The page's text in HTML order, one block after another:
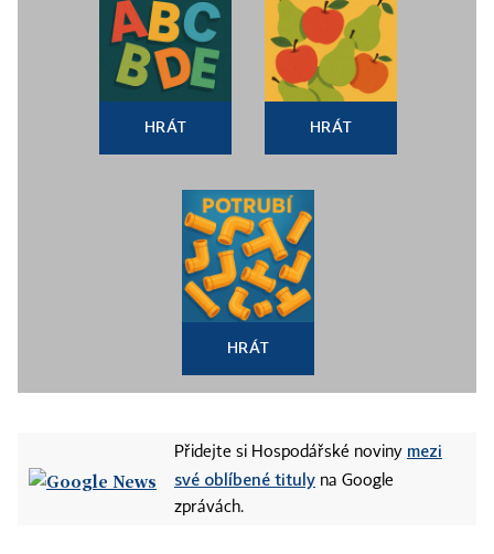
HRÁT HRÁT
HRÁT
Přidejte si Hospodářské noviny mezi
své oblíbené tituly na Google
zprávách.